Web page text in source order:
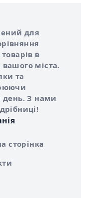
для
в
міста.
та
день. З нами
сторінка